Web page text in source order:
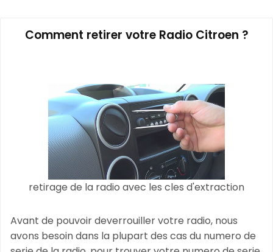
Comment retirer votre Radio Citroen ?
retirage de la radio avec les cles d'extraction
Avant de pouvoir deverrouiller votre radio, nous
avons besoin dans la plupart des cas du numero de